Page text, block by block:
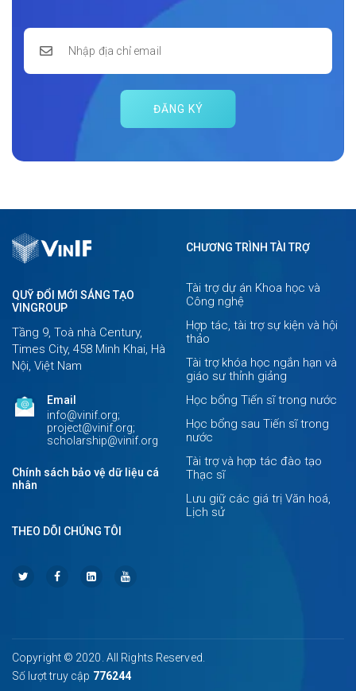
ĐĂNG KÝ
QUỸ ĐỔI MỚI SÁNG TẠO
VINGROUP
Tầng 9, Toà nhà Century,
Times City, 458 Minh Khai, Hà
Nội, Việt Nam
Email
info@vinif.org;
project@vinif.org;
scholarship@vinif.org
Chính sách bảo vệ dữ liệu cá
nhân
CHƯƠNG TRÌNH TÀI TRỢ
Tài trợ dự án Khoa học và
Công nghệ
Hợp tác, tài trợ sự kiện và hội
thảo
Tài trợ khóa học ngắn hạn và
giáo sư thỉnh giảng
Học bổng Tiến sĩ trong nước
Học bổng sau Tiến sĩ trong
nước
Tài trợ và hợp tác đào tạo
Thạc sĩ
Lưu giữ các giá trị Văn hoá,
Lịch sử
THEO DÕI CHÚNG TÔI
Copyright © 2020. All Rights Reserved.
Số lượt truy cập 776244